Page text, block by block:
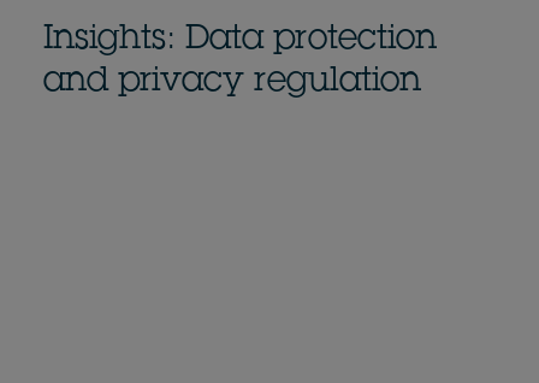
Insights: Data protection
and privacy regulation